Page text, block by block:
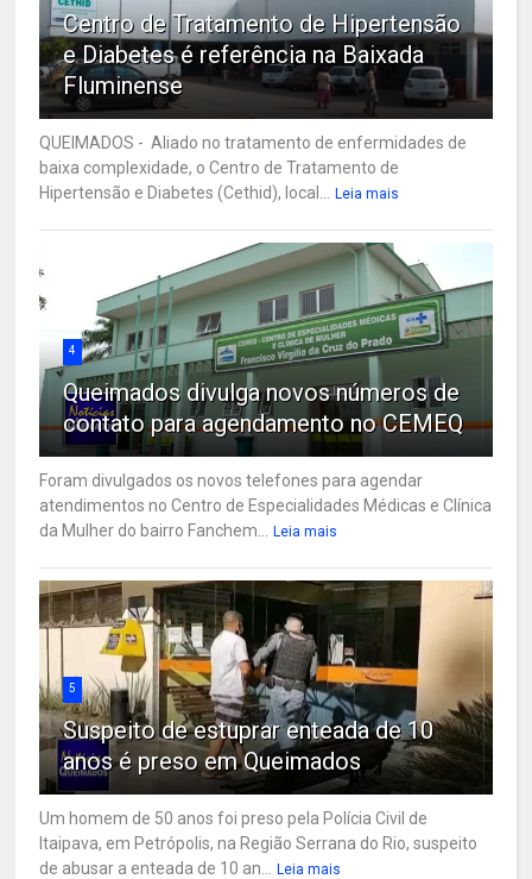
Centro de Tratamento de Hipertensão
e Diabetes é referência na Baixada
Fluminense
QUEIMADOS - Aliado no tratamento de enfermidades de
baixa complexidade, o Centro de Tratamento de
Hipertensão e Diabetes (Cethid), local...
Leia mais
4
Queimados divulga novos números de
contato para agendamento no CEMEQ
Foram divulgados os novos telefones para agendar
atendimentos no Centro de Especialidades Médicas e Clínica
da Mulher do bairro Fanchem...
Leia mais
5
Suspeito de estuprar enteada de 10
anos é preso em Queimados
Um homem de 50 anos foi preso pela Polícia Civil de
Itaipava, em Petrópolis, na Região Serrana do Rio, suspeito
de abusar a enteada de 10 an...
Leia mais